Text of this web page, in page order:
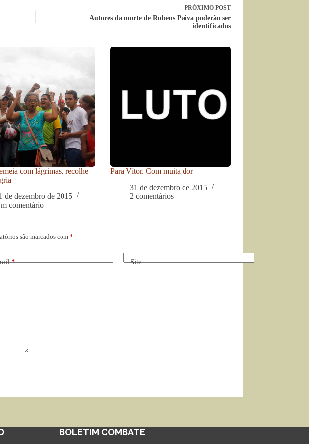
PRÓXIMO POST
Autores da morte de Rubens Paiva poderão ser
identificados
com lágrimas, recolhe
de dezembro de 2015
comentário
Para Vítor. Com muita dor
31 de dezembro de 2015
2 comentários
são marcados com*
* Site
BOLETIM COMBATE